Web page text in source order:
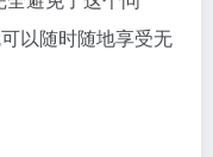
以随时随地享受无